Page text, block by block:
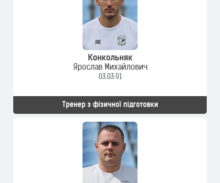
Конкольняк
Ярослав Михайлович
03.03.91
Тренер з фізичної підготовки